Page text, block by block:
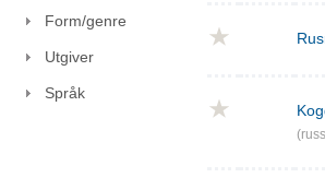
Form/genre
Utgiver
Språk